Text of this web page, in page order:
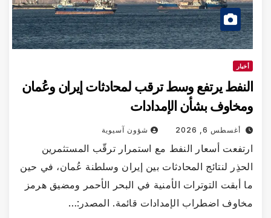
أخبار
النفط يرتفع وسط ترقب لمحادثات إيران وعُمان
ومخاوف بشأن الإمدادات
أغسطس 6, 2026 شؤون آسيوية
ارتفعت أسعار النفط مع استمرار ترقّب المستثمرين
الحذِر لنتائج المحادثات بين إيران وسلطنة عُمان، في حين
ما أبقت التوترات الأمنية في البحر الأحمر ومضيق هرمز
مخاوف اضطراب الإمدادات قائمة. المصدر:…